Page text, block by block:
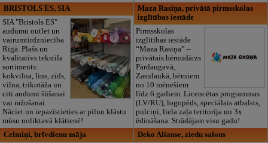
BRISTOLS ES, SIA
SIA "Bristols ES"
audumu outlet un
vairumtirdzniecība
Rīgā. Plašs un
kvalitatīvs tekstila
sortiments:
kokvilna, lins, zīds,
vilna, trikotāža un
citi audumi šūšanai
vai ražošanai.
Nāciet un iepazīstieties ar pilnu klāstu
mūsu noliktavā klātienē!
Maza Rasiņa, privātā pirmsskolas
izglītības iestāde
Pirmsskolas
izglītības iestāde
“Maza Rasiņa” –
privātais bērnudārzs
Pārdaugavā,
Zasulaukā, bērniem
no 10 mēnešiem
līdz 6 gadiem. Licencētas programmas
(LV/RU), logopēds, speciālais atbalsts,
pulciņi, liela zaļa teritorija un 3x
ēdināšana. Strādājam visu gadu!
Celmiņi, brīvdienu māja
Deko Alianse, ziedu salons